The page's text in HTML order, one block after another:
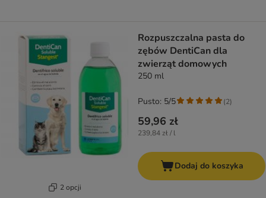
2 opcji
Rozpuszczalna pasta do
zębów DentiCan dla
zwierząt domowych
250 ml
59,96 zł
239,84 zł / l
Pusto: 5/5 (2)
Dodaj do koszyka